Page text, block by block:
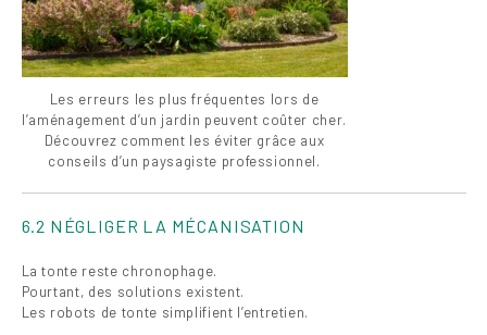
Les erreurs les plus fréquentes lors de
l’aménagement d’un jardin peuvent coûter cher.
Découvrez comment les éviter grâce aux
conseils d’un paysagiste professionnel.
6.2 NÉGLIGER LA MÉCANISATION
La tonte reste chronophage.
Pourtant, des solutions existent.
Les robots de tonte simplifient l’entretien.